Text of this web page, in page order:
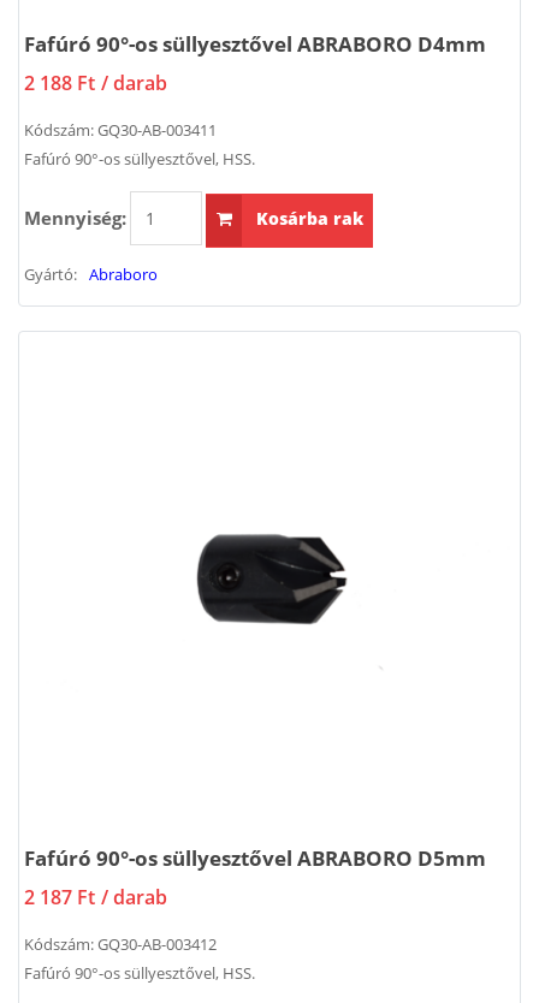
Fafúró 90°-os süllyesztővel ABRABORO D4mm
2 188 Ft / darab
Kódszám:GQ30-AB-003411
Fafúró 90°-os süllyesztővel, HSS.
Mennyiség: Kosárba rak
Gyártó: Abraboro
Fafúró 90°-os süllyesztővel ABRABORO D5mm
2 187 Ft / darab
Kódszám:GQ30-AB-003412
Fafúró 90°-os süllyesztővel, HSS.